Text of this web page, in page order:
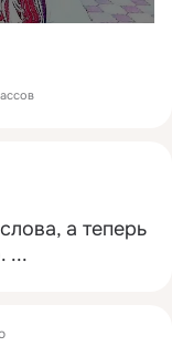
а теперь
...